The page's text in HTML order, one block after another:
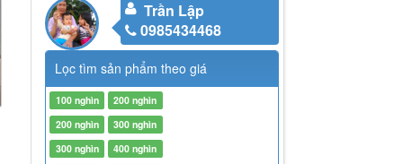
Trần Lập
0985434468
Lọc tìm sản phẩm theo giá
100 nghìn
200 nghìn
200 nghìn
300 nghìn
300 nghìn
400 nghìn